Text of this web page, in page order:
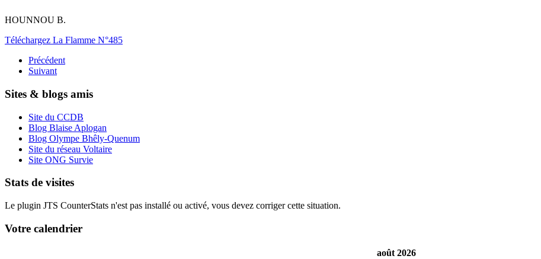
HOUNNOU B.
Téléchargez La Flamme N°485
Précédent
Suivant
Sites & blogs amis
Site du CCDB
Blog Blaise Aplogan
Blog Olympe Bhêly-Quenum
Site du réseau Voltaire
Site ONG Survie
Stats de visites
Le plugin JTS CounterStats n'est pas installé ou activé, vous devez corriger cette situation.
Votre calendrier
août 2026